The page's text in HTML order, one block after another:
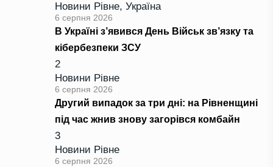
Новини Рівне, Україна
6 серпня 2026
В Україні з’явився День Військ зв’язку та
кібербезпеки ЗСУ
2
Новини Рівне
6 серпня 2026
Другий випадок за три дні: на Рівненщині
під час жнив знову загорівся комбайн
3
Новини Рівне
6 серпня 2026